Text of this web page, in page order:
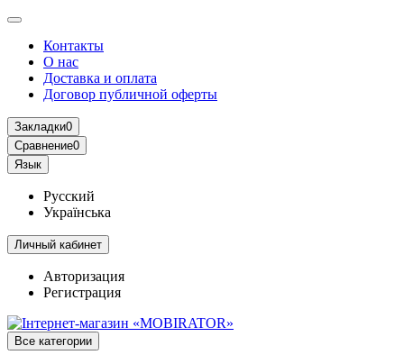
Контакты
О нас
Доставка и оплата
Договор публичной оферты
Закладки0
Сравнение0
Язык
Русский
Українська
Личный кабинет
Авторизация
Регистрация
Все категории